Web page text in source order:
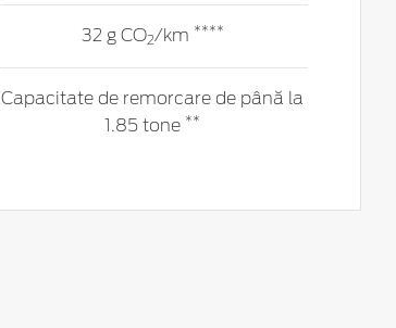
32 g CO2/km ****
Capacitate de remorcare de până la
1.85 tone **